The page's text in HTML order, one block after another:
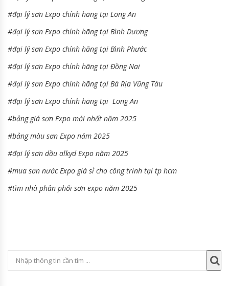
#đại lý sơn Expo chính hãng tại Long An
#đại lý sơn Expo chính hãng tại Bình Dương
#đại lý sơn Expo chính hãng tại Bình Phước
#đại lý sơn Expo chính hãng tại Đồng Nai
#đại lý sơn Expo chính hãng tại Bà Rịa Vũng Tàu
#đại lý sơn Expo chính hãng tại Long An
#bảng giá sơn Expo mới nhất năm 2025
#bảng màu sơn Expo năm 2025
#đại lý sơn dầu alkyd Expo năm 2025
#mua sơn nước Expo giá sỉ cho công trình tại tp hcm
#tìm nhà phân phối sơn expo năm 2025